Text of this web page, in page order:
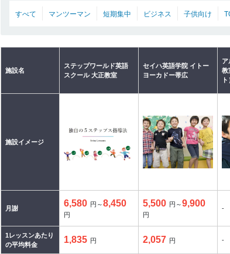
すべて マンツーマン 短期集中 ビジネス 子供向け
施設名
ステップワールド英語
スクール 大正教室
セイハ英語学院 イトー
ヨーカドー帯広
ア
教
施設イメージ
月謝 6,580 円～8,450
円
5,500 円～9,900
円
-
1レッスンあたり
の平均料金
1,835 円 2,057 円 -